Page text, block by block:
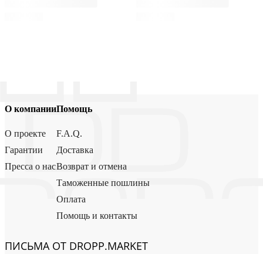
О компании
О проекте
Гарантии
Пресса о нас
Помощь
F.A.Q.
Доставка
Возврат и отмена
Таможенные пошлины
Оплата
Помощь и контакты
ПИСЬМА ОТ DROPP.MARKET